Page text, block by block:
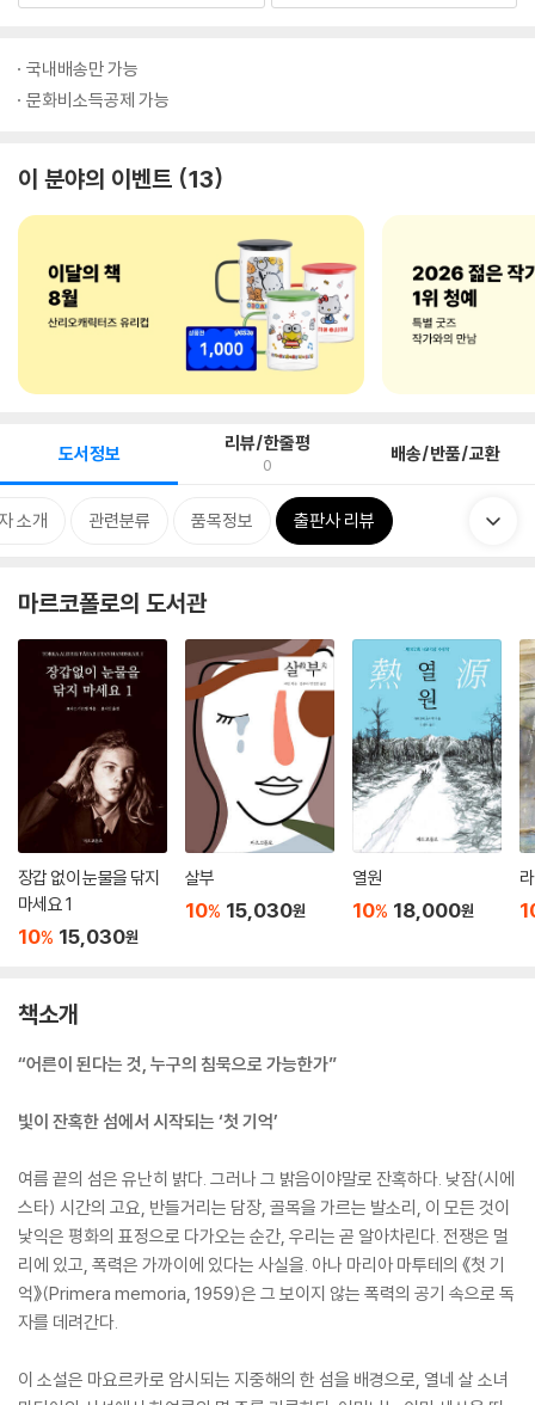
국내배송만 가능
문화비소득공제 가능
이 분야의 이벤트 13
도서정보 리뷰/한줄평
0 배송/반품/교환
소개 관련분류 품목정보 출판사 리뷰
마르코폴로의 도서관
장갑 없이 눈물을 닦지
마세요 1
10% 15,030원
살부
10% 15,030원
열원
10% 18,000원
책소개
“어른이 된다는 것, 누구의 침묵으로 가능한가”
빛이 잔혹한 섬에서 시작되는 ‘첫 기억’
여름 끝의 섬은 유난히 밝다. 그러나 그 밝음이야말로 잔혹하다. 낮잠(시에
스타) 시간의 고요, 반들거리는 담장, 골목을 가르는 발소리, 이 모든 것이
낯익은 평화의 표정으로 다가오는 순간, 우리는 곧 알아차린다. 전쟁은 멀
리에 있고, 폭력은 가까이에 있다는 사실을. 아나 마리아 마투테의 《첫 기
억》(Primera memoria, 1959)은 그 보이지 않는 폭력의 공기 속으로 독
자를 데려간다.
이 소설은 마요르카로 암시되는 지중해의 한 섬을 배경으로, 열네 살 소녀